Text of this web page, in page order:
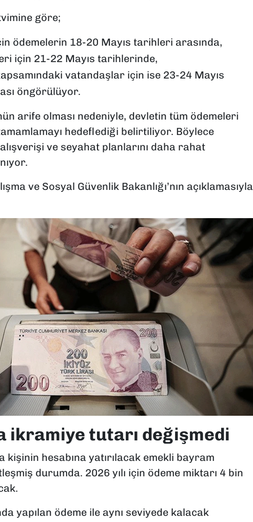
göre;
ödemelerin 18-20 Mayıs tarihleri arasında,
için 21-22 Mayıs tarihlerinde,
vatandaşlar için ise 23-24 Mayıs
öngörülüyor.
arife olması nedeniyle, devletin tüm ödemeleri
hedeflediği belirtiliyor. Böylece
ve seyahat planlarını daha rahat
ve Sosyal Güvenlik Bakanlığı’nın açıklamasıyla
ikramiye tutarı değişmedi
kişinin hesabına yatırılacak emekli bayram
durumda. 2026 yılı için ödeme miktarı 4 bin
yapılan ödeme ile aynı seviyede kalacak